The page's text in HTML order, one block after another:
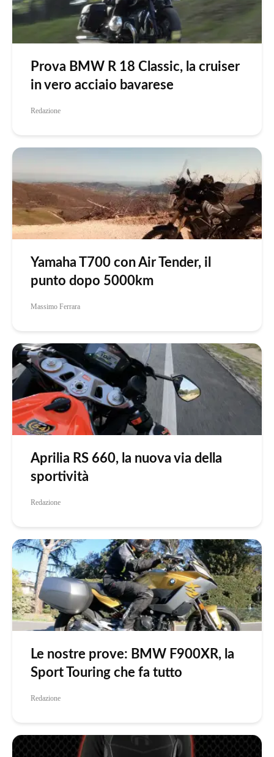
Prova BMW R 18 Classic, la cruiser
in vero acciaio bavarese
Redazione
Yamaha T700 con Air Tender, il
punto dopo 5000km
Massimo Ferrara
Aprilia RS 660, la nuova via della
sportività
Redazione
Le nostre prove: BMW F900XR, la
Sport Touring che fa tutto
Redazione